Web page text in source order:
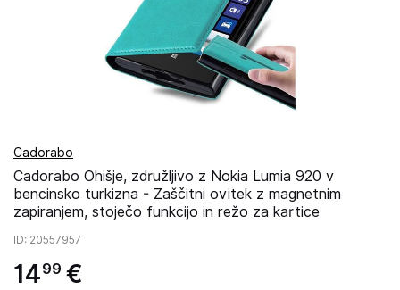
Cadorabo
Cadorabo Ohišje, združljivo z Nokia Lumia 920 v
bencinsko turkizna - Zaščitni ovitek z magnetnim
zapiranjem, stoječo funkcijo in režo za kartice
ID: 20557957
1499 €